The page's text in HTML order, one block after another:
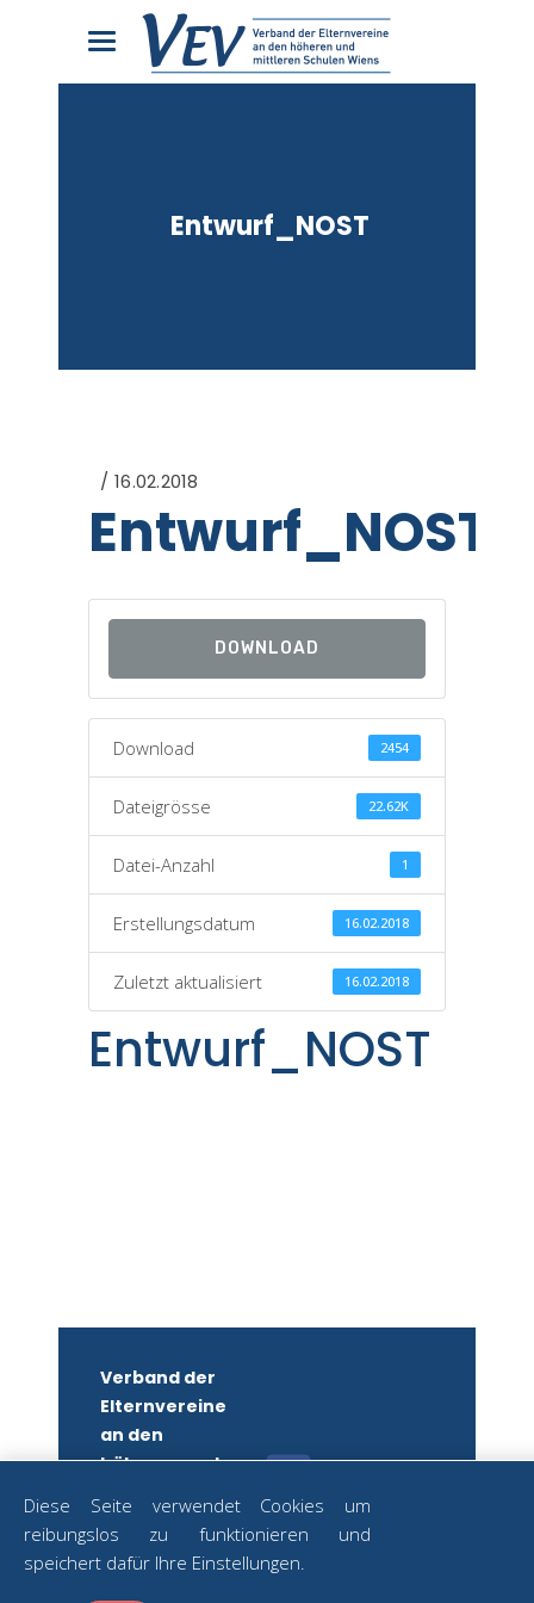
Entwurf_NOST
16.02.2018
Entwurf_NOST
DOWNLOAD
Download 2454
Dateigrösse 22.62K
Datei-Anzahl 1
Erstellungsdatum 16.02.2018
Zuletzt aktualisiert 16.02.2018
Entwurf_NOST
Verband der
Elternvereine
an den
höheren und
Diese Seite verwendet Cookies um
reibungslos zu funktionieren und
speichert dafür Ihre Einstellungen.